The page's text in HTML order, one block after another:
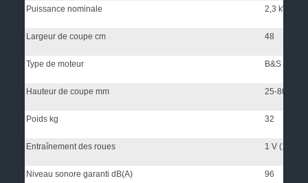
Puissance nominale 2,3 kW/3,2
Largeur de coupe cm 48
Type de moteur B&S série
Hauteur de coupe mm 25-80
Poids kg 32
Entraînement des roues 1 V (1
Niveau sonore garanti dB(A) 96